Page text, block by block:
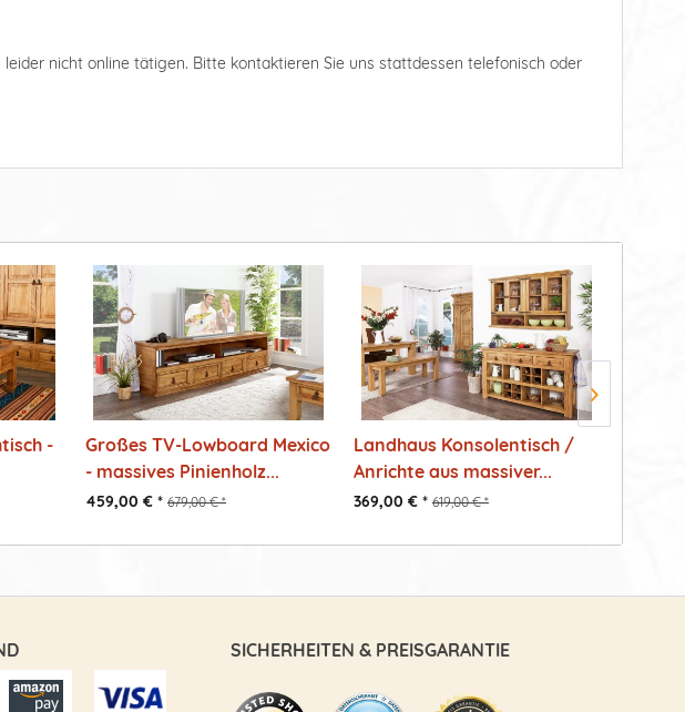
nicht online tätigen. Bitte kontaktieren Sie uns stattdessen telefonisch oder
-
Großes TV-Lowboard Mexico
- massives Pinienholz...
459,00 € * 679,00 € *
Landhaus Konsolentisch /
Anrichte aus massiver...
369,00 € * 619,00 € *
SICHERHEITEN & PREISGARANTIE